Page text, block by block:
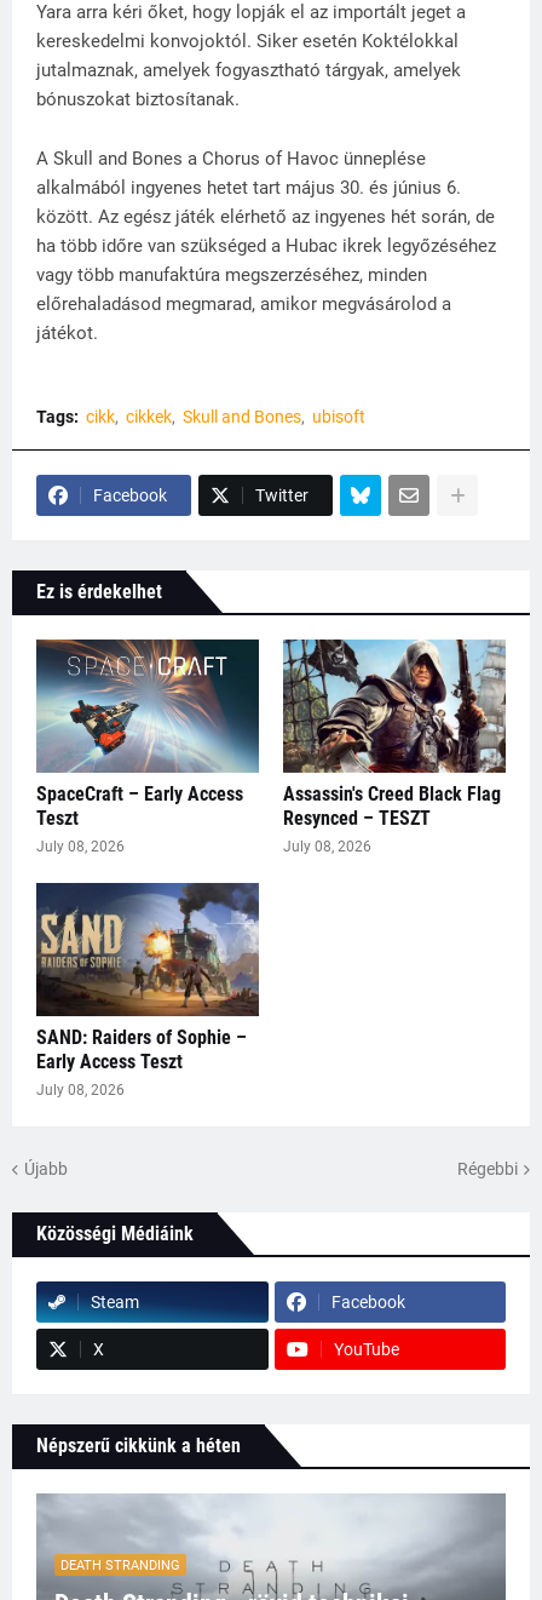
Yara arra kéri őket, hogy lopják el az importált jeget a
kereskedelmi konvojoktól. Siker esetén Koktélokkal
jutalmaznak, amelyek fogyasztható tárgyak, amelyek
bónuszokat biztosítanak.
A Skull and Bones a Chorus of Havoc ünneplése
alkalmából ingyenes hetet tart május 30. és június 6.
között. Az egész játék elérhető az ingyenes hét során, de
ha több időre van szükséged a Hubac ikrek legyőzéséhez
vagy több manufaktúra megszerzéséhez, minden
előrehaladásod megmarad, amikor megvásárolod a
játékot.
Tags: cikk cikkek Skull and Bones ubisoft
Facebook Twitter
Ez is érdekelhet
SpaceCraft – Early Access
Teszt
July 08, 2026
Assassin's Creed Black Flag
Resynced – TESZT
July 08, 2026
SAND: Raiders of Sophie –
Early Access Teszt
July 08, 2026
Újabb Régebbi
Közösségi Médiáink
Steam Facebook
X YouTube
Népszerű cikkünk a héten
DEATH STRANDING